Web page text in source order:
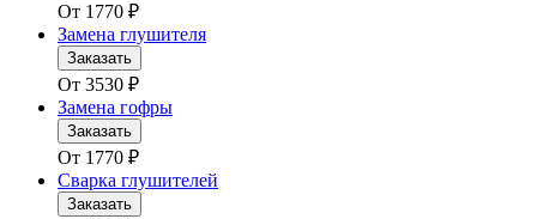
От 1770 ₽
Замена глушителя
Заказать
От 3530 ₽
Замена гофры
Заказать
От 1770 ₽
Сварка глушителей
Заказать